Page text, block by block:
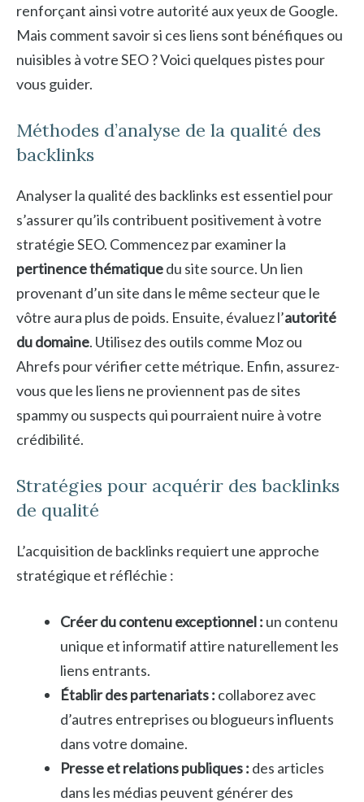
renforçant ainsi votre autorité aux yeux de Google.
Mais comment savoir si ces liens sont bénéfiques ou
nuisibles à votre SEO ? Voici quelques pistes pour
vous guider.
Méthodes d’analyse de la qualité des
backlinks
Analyser la qualité des backlinks est essentiel pour
s’assurer qu’ils contribuent positivement à votre
stratégie SEO. Commencez par examiner la
pertinence thématiquedu site source. Un lien
provenant d’un site dans le même secteur que le
vôtre aura plus de poids. Ensuite, évaluez l’autorité
du domaine. Utilisez des outils comme Moz ou
Ahrefs pour vérifier cette métrique. Enfin, assurez-
vous que les liens ne proviennent pas de sites
spammy ou suspects qui pourraient nuire à votre
crédibilité.
Stratégies pour acquérir des backlinks
de qualité
L’acquisition de backlinks requiert une approche
stratégique et réfléchie :
Créer du contenu exceptionnel : un contenu
unique et informatif attire naturellement les
liens entrants.
Établir des partenariats : collaborez avec
d’autres entreprises ou blogueurs influents
dans votre domaine.
Presse et relations publiques : des articles
dans les médias peuvent générer des